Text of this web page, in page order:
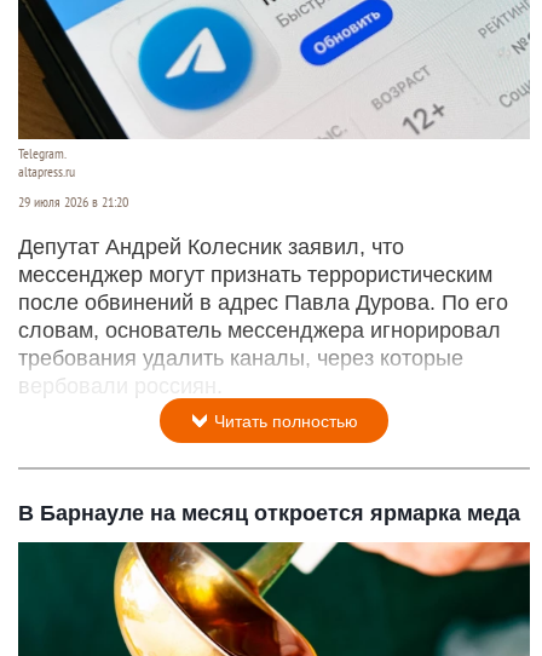
Telegram.
altapress.ru
29 июля 2026 в 21:20
Депутат Андрей Колесник заявил, что
мессенджер могут признать террористическим
после обвинений в адрес Павла Дурова. По его
словам, основатель мессенджера игнорировал
требования удалить каналы, через которые
вербовали россиян.
Читать полностью
В Барнауле на месяц откроется ярмарка меда